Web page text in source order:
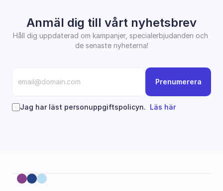
Anmäl dig till vårt nyhetsbrev
Håll dig uppdaterad om kampanjer, specialerbjudanden och
de senaste nyheterna!
Prenumerera
Jag har läst personuppgiftspolicyn. Läs här